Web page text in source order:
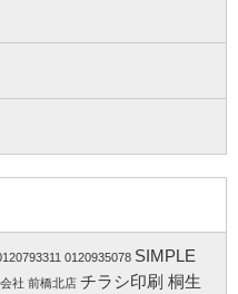
0120935078 SIMPLE
社 前橋北店 チラシ印刷 桐生